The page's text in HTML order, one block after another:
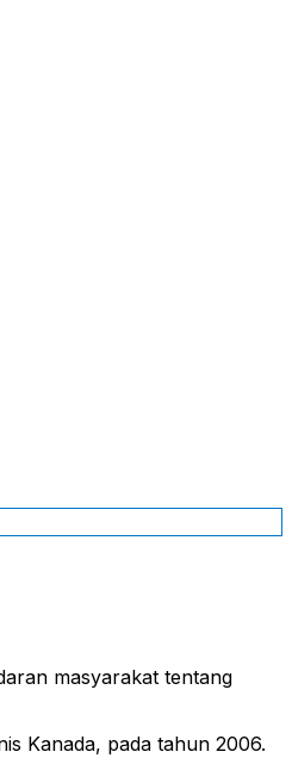
masyarakat tentang
Kanada, pada tahun 2006.